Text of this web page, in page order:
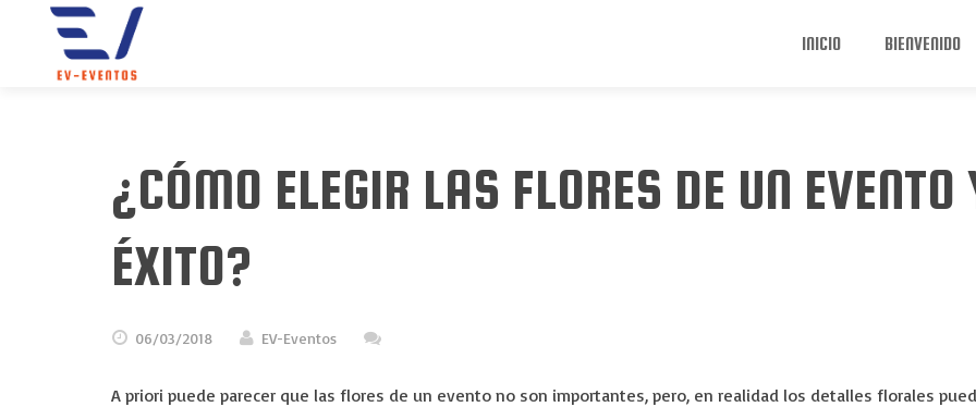
INICIO BIENVENIDO
¿CÓMO ELEGIR LAS FLORES DE UN EVENTO
ÉXITO?
06/03/2018 EV-Eventos
A priori puede parecer que las flores de un evento no son importantes, pero, en realidad los detalles florales